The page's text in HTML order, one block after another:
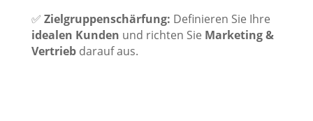
✅ Zielgruppenschärfung: Definieren Sie Ihre
idealen Kunden und richten Sie Marketing &
Vertriebdarauf aus.